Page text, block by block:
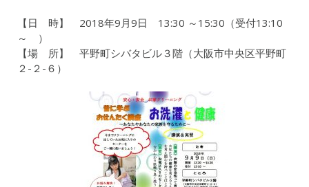
【日 時】 2018年9月9日 13:30 ～15:30（受付13:10
～ ）
【場 所】 平野町シバタビル３階（大阪市中央区平野町
２-２-６）